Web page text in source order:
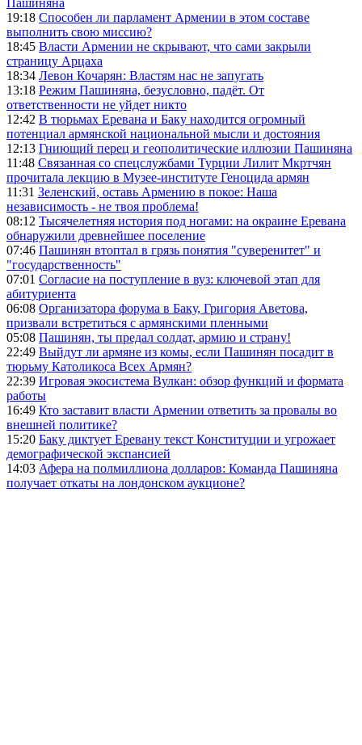
Пашиняна
19:18 Способен ли парламент Армении в этом составе
выполнить свою миссию?
18:45 Власти Армении не скрывают, что сами закрыли
страницу Арцаха
18:34 Левон Кочарян: Властям нас не запугать
13:18 Режим Пашиняна, безусловно, падёт. От
ответственности не уйдет никто
12:42 В тюрьмах Еревана и Баку находится огромный
потенциал армянской национальной мысли и достояния
12:13 Гниющий перец и геополитические иллюзии Пашиняна
11:48 Связанная со спецслужбами Турции Лилит Мкртчян
прочитала лекцию в Музее-институте Геноцида армян
11:31 Зеленский, оставь Армению в покое: Наша
независимость - не твоя проблема!
08:12 Тысячелетняя история под ногами: на окраине Еревана
обнаружили древнейшее поселение
07:46 Пашинян втоптал в грязь понятия "суверенитет" и
"государственность"
07:01 Согласие на поступление в вуз: ключевой этап для
абитуриента
06:08 Организатора форума в Баку, Григория Аветова,
призвали встретиться с армянскими пленными
05:08 Пашинян, ты предал солдат, армию и страну!
22:49 Выйдут ли армяне из комы, если Пашинян посадит в
тюрьму Католикоса Всех Армян?
22:39 Игровая экосистема Вулкан: обзор функций и формата
работы
16:49 Кто заставит власти Армении ответить за провалы во
внешней политике?
15:20 Баку диктует Еревану текст Конституции и угрожает
демографической экспансией
14:03 Афера на полмиллиона долларов: Команда Пашиняна
получает откаты на лондонском аукционе?